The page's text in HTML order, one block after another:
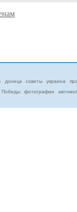
донецк советы украина
Победы фотографии